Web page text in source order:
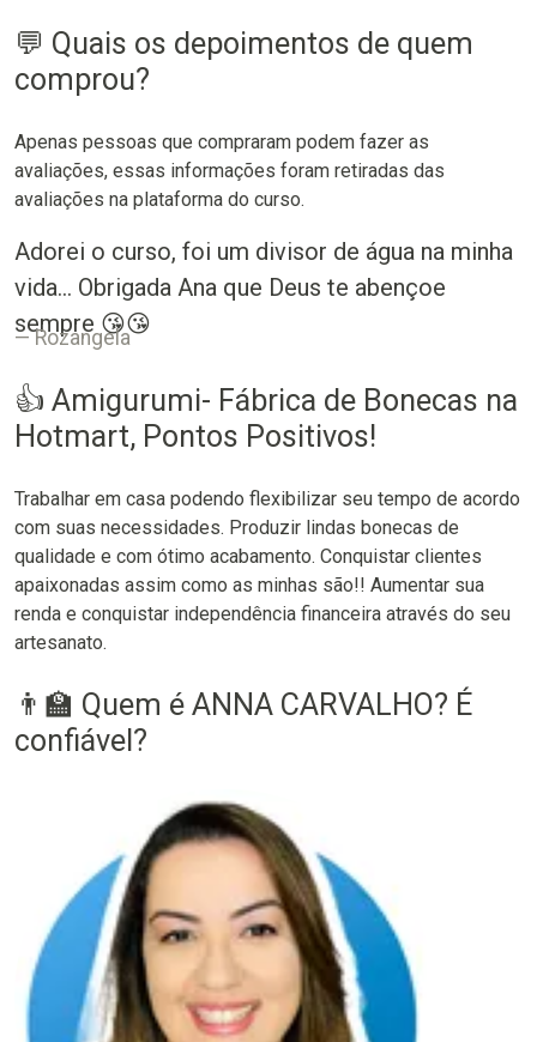
💬 Quais os depoimentos de quem
comprou?
Apenas pessoas que compraram podem fazer as
avaliações, essas informações foram retiradas das
avaliações na plataforma do curso.
Adorei o curso, foi um divisor de água na minha
vida... Obrigada Ana que Deus te abençoe
sempre 😘😘
Rozangela
👍 Amigurumi- Fábrica de Bonecas na
Hotmart, Pontos Positivos!
Trabalhar em casa podendo flexibilizar seu tempo de acordo
com suas necessidades. Produzir lindas bonecas de
qualidade e com ótimo acabamento. Conquistar clientes
apaixonadas assim como as minhas são!! Aumentar sua
renda e conquistar independência financeira através do seu
artesanato.
👨‍🏫 Quem é ANNA CARVALHO? É
confiável?